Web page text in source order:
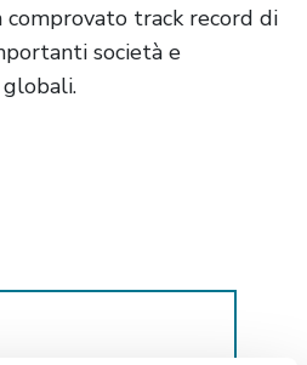
comprovato track record di
società e